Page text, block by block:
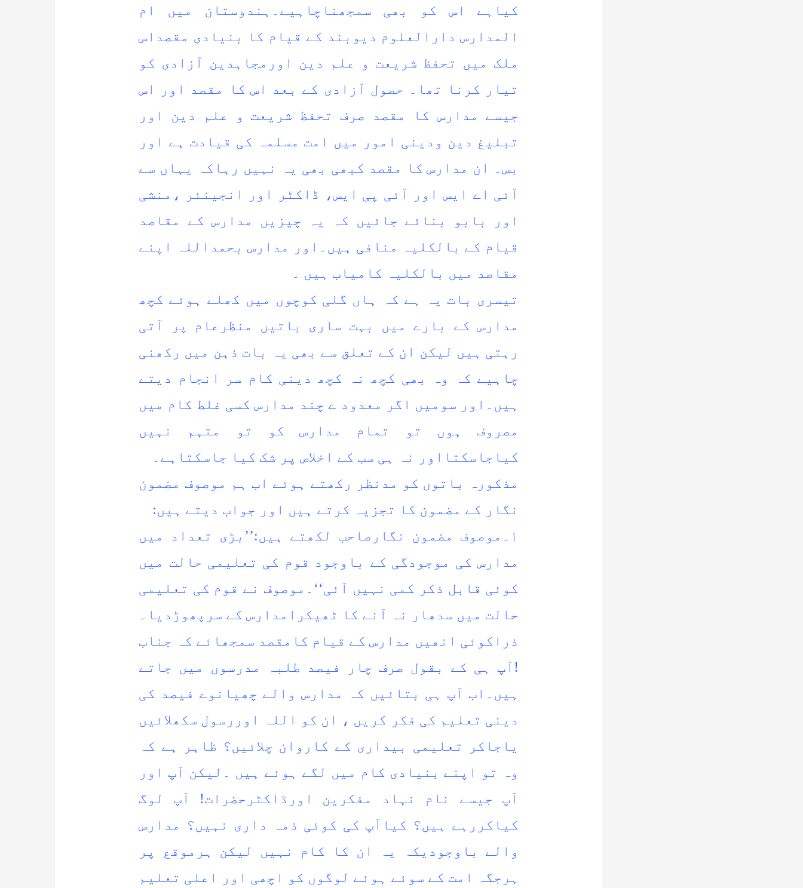
کیاہے اس کو بھی سمجھناچاہیے۔ہندوستان میں ام
المدارس دارالعلوم دیوبند کے قیام کا بنیادی مقصداس
ملک میں تحفظ شریعت و علم دین اورمجاہدین آزادی کو
تیار کرنا تھا۔ حصول آزادی کے بعد اس کا مقصد اور اس
جیسے مدارس کا مقصد صرف تحفظ شریعت و علم دین اور
تبلیغ دین ودینی امور میں امت مسلمہ کی قیادت ہے اور
بس۔ ان مدارس کا مقصد کبھی بھی یہ نہیں رہاکہ یہاں سے
آئی اے ایس اور آئی پی ایس، ڈاکٹر اور انجینئر ،منشی
اور بابو بنائے جائیں کہ یہ چیزیں مدارس کے مقاصد
قیام کے بالکلیہ منافی ہیں۔اور مدارس بحمداللہ اپنے
مقاصد میں بالکلیہ کامیاب ہیں ۔
تیسری بات یہ ہے کہ ہاں گلی کوچوں میں کھلے ہوئے کچھ
مدارس کے بارے میں بہت ساری باتیں منظرعام پر آتی
رہتی ہیں لیکن ان کے تعلق سے بھی یہ بات ذہن میں رکھنی
چاہیے کہ وہ بھی کچھ نہ کچھ دینی کام سر انجام دیتے
ہیں۔اور سومیں اگر معدود ے چند مدارس کسی غلط کام میں
مصروف ہوں تو تمام مدارس کو تو متہم نہیں
کیاجاسکتااور نہ ہی سب کے اخلاص پر شک کیا جاسکتاہے۔
مذکورہ باتوں کو مدنظر رکھتے ہوئے اب ہم موصوف مضمون
نگار کے مضمون کا تجزیہ کرتے ہیں اور جواب دیتے ہیں:
۱۔موصوف مضمون نگارصاحب لکھتے ہیں:’’بڑی تعداد میں
مدارس کی موجودگی کے باوجود قوم کی تعلیمی حالت میں
کوئی قابل ذکر کمی نہیں آئی‘‘۔موصوف نے قوم کی تعلیمی
حالت میں سدھار نہ آنے کا ٹھیکرامدارس کے سرپھوڑدیا۔
ذراکوئی انھیں مدارس کے قیام کامقصد سمجھائے کہ جناب
!آپ ہی کے بقول صرف چار فیصد طلبہ مدرسوں میں جاتے
ہیں۔اب آپ ہی بتائیں کہ مدارس والے چھیانوے فیصد کی
دینی تعلیم کی فکر کریں ، ان کو اللہ اوررسول سکھلائیں
یاجاکر تعلیمی بیداری کے کاروان چلائیں؟ ظاہر ہے کہ
وہ تو اپنے بنیادی کام میں لگے ہوئے ہیں ۔لیکن آپ اور
آپ جیسے نام نہاد مفکرین اورڈاکٹرحضرات! آپ لوگ
کیاکررہے ہیں؟ کیاآپ کی کوئی ذمہ داری نہیں؟ مدارس
والے باوجودیکہ یہ ان کا کام نہیں لیکن ہرموقع پر
ہرجگہ امت کے سوئے ہوئے لوگوں کو اچھی اور اعلی تعلیم